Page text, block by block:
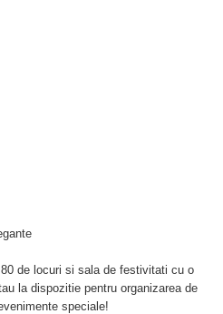
de locuri si sala de festivitati cu o
la dispozitie pentru organizarea de
speciale!